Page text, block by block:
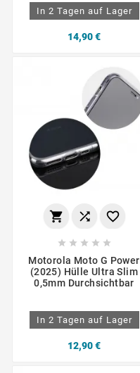
In 2 Tagen auf Lager
14,90 €
  
    
Motorola Moto G Power
(2025) Hülle Ultra Slim
0,5mm Durchsichtbar
In 2 Tagen auf Lager
12,90 €